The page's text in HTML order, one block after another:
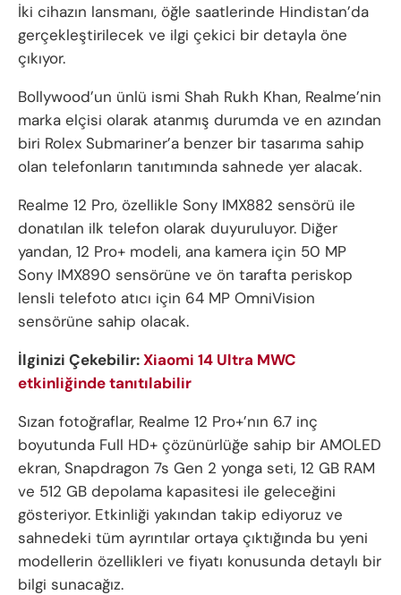
İki cihazın lansmanı, öğle saatlerinde Hindistan’da
gerçekleştirilecek ve ilgi çekici bir detayla öne
çıkıyor.
Bollywood’un ünlü ismi Shah Rukh Khan, Realme’nin
marka elçisi olarak atanmış durumda ve en azından
biri Rolex Submariner’a benzer bir tasarıma sahip
olan telefonların tanıtımında sahnede yer alacak.
Realme 12 Pro, özellikle Sony IMX882 sensörü ile
donatılan ilk telefon olarak duyuruluyor. Diğer
yandan, 12 Pro+ modeli, ana kamera için 50 MP
Sony IMX890 sensörüne ve ön tarafta periskop
lensli telefoto atıcı için 64 MP OmniVision
sensörüne sahip olacak.
İlginizi Çekebilir:Xiaomi 14 Ultra MWC
etkinliğinde tanıtılabilir
Sızan fotoğraflar, Realme 12 Pro+’nın 6.7 inç
boyutunda Full HD+ çözünürlüğe sahip bir AMOLED
ekran, Snapdragon 7s Gen 2 yonga seti, 12 GB RAM
ve 512 GB depolama kapasitesi ile geleceğini
gösteriyor. Etkinliği yakından takip ediyoruz ve
sahnedeki tüm ayrıntılar ortaya çıktığında bu yeni
modellerin özellikleri ve fiyatı konusunda detaylı bir
bilgi sunacağız.